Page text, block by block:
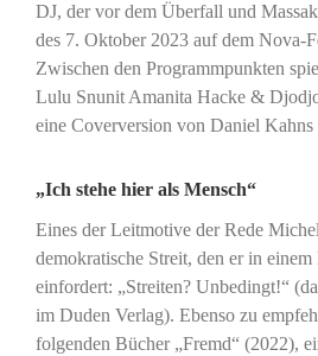
DJ, der vor dem Überfall und
des 7. Oktober 2023 auf dem Nova-
Zwischen den Programmpunkten
Lulu Snunit Amanita Hacke &
eine Coverversion von Daniel Kahns
„Ich stehe hier als Mensch“
Eines der Leitmotive der Rede
demokratische Streit, den er in
einfordert: „Streiten? Unbedingt!“
im Duden Verlag). Ebenso zu
folgenden Bücher „Fremd“ (2022),